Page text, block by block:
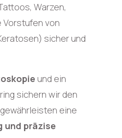
Warzen,
Vorstufen von
sicher und
und ein
sichern wir den
eine
und präzise